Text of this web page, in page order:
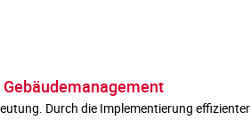
Durch die Implementierung effizienter